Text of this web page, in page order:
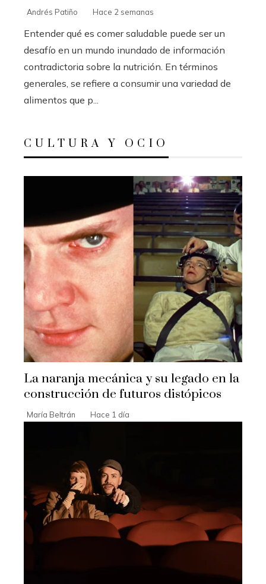
Andrés Patiño Hace 2 semanas
Entender qué es comer saludable puede ser un
desafío en un mundo inundado de información
contradictoria sobre la nutrición. En términos
generales, se refiere a consumir una variedad de
alimentos que p...
CULTURA Y OCIO
La naranja mecánica y su legado en la
construcción de futuros distópicos
María Beltrán Hace 1 día